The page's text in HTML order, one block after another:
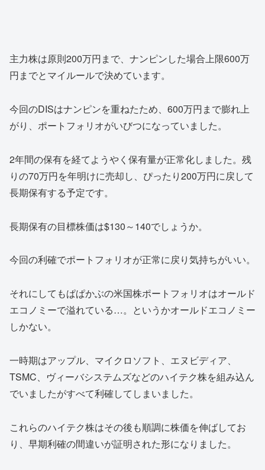
主力株は原則200万円まで、ナンピンした場合上限600万
円までとマイルールで決めています。
今回のDISはナンピンを重ねたため、600万円まで膨れ上
がり、ポートフォリオがいびつになっていました。
2年間の保有を経てようやく保有量が正常化しました。残
りの70万円を年明けに売却し、ぴったり200万円に戻して
長期保有する予定です。
長期保有の目標株価は$130～140でしょうか。
今回の利確でポートフォリオが正常に戻り気持ちがいい。
それにしてもぱぱかぶの米国株ポートフォリオはオールド
エコノミーで溢れている…。というかオールドエコノミー
しかない。
一時期はアップル、マイクロソフト、エヌビディア、
TSMC、ヴィーバシステムズなどのハイテク株を組み込ん
でいましたがすべて利確してしまいました。
これらのハイテク株はその後も順調に株価を伸ばしてお
り、早期利確の間違いが証明された形になりました。